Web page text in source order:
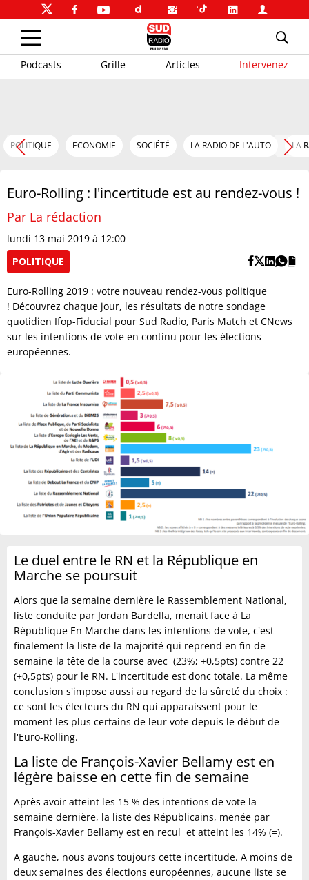
Podcasts Grille Articles Intervenez
POLITIQUE ECONOMIE SOCIÉTÉ LA RADIO DE L'AUTO LA
Euro-Rolling : l'incertitude est au rendez-vous !
Par La rédaction
lundi 13 mai 2019 à 12:00
POLITIQUE
Euro-Rolling 2019 : votre nouveau rendez-vous politique
! Découvrez chaque jour, les résultats de notre sondage
quotidien Ifop-Fiducial pour Sud Radio, Paris Match et CNews
sur les intentions de vote en continu pour les élections
européennes.
Le duel entre le RN et la République en
Marche se poursuit
Alors que la semaine dernière le Rassemblement National,
liste conduite par Jordan Bardella, menait face à La
République En Marche dans les intentions de vote, c'est
finalement la liste de la majorité qui reprend en fin de
semaine la tête de la course avec (23%; +0,5pts) contre 22
(+0,5pts) pour le RN. L'incertitude est donc totale. La même
conclusion s'impose aussi au regard de la sûreté du choix :
ce sont les électeurs du RN qui apparaissent pour le
moment les plus certains de leur vote depuis le début de
l'Euro-Rolling.
La liste de François-Xavier Bellamy est en
légère baisse en cette fin de semaine
Après avoir atteint les 15 % des intentions de vote la
semaine dernière, la liste des Républicains, menée par
François-Xavier Bellamy est en recul et atteint les 14% (=).
A gauche, nous avons toujours cette incertitude. A moins de
deux semaines des élections européennes, aucune liste se